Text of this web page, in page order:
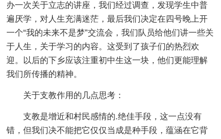
办一次关于立志的讲座，我们经过调查，发现学生中普
遍厌学，对人生充满迷茫，最后我们决定在四号晚上开
一个“我的未来不是梦”交流会，我们队员给他们讲一些关
于人生，关于学习的内容。这受到了孩子们的热烈欢
迎。以后的下乡应该注重初中生这一块，他们更能理解
我们所传播的精神。
关于支教作用的几点思考：
支教是增近和村民感情的.绝佳手段，这一点没有
错，但我们决不能把它仅仅当成是种手段，蕴涵在它背